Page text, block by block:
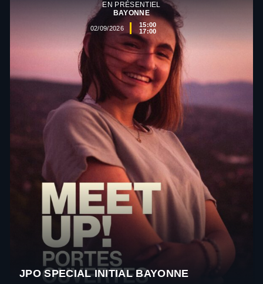
EN PRÉSENTIEL
BAYONNE
02/09/2026
15:00
17:00
JPO SPECIAL INITIAL BAYONNE